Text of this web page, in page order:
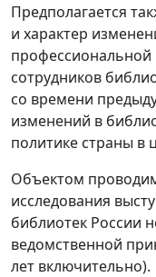
Предполагается
и характер
сотрудников
со времени
изменений в
политике страны в
Объектом
исследования
библиотек России
ведомственной
лет включительно).